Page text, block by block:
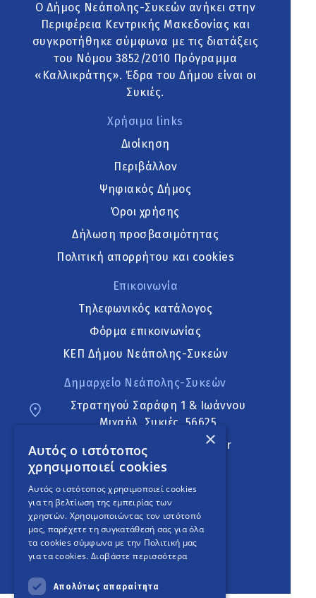
Ο Δήμος Νεάπολης-Συκεών ανήκει στην
Περιφέρεια Κεντρικής Μακεδονίας και
συγκροτήθηκε σύμφωνα με τις διατάξεις
του Νόμου 3852/2010 Πρόγραμμα
«Καλλικράτης». Έδρα του Δήμου είναι οι
Συκιές.
Χρήσιμα links
Διοίκηση
Περιβάλλον
Ψηφιακός Δήμος
Όροι χρήσης
Δήλωση προσβασιμότητας
Πολιτική απορρήτου και cookies
Επικοινωνία
Τηλεφωνικός κατάλογος
Φόρμα επικοινωνίας
ΚΕΠ Δήμου Νεάπολης-Συκεών
Δημαρχείο Νεάπολης-Συκεών
Στρατηγού Σαράφη 1 & Ιωάννου
Μιχαήλ, Συκιές, 56625
neapoli.sykies@ddt.gov.gr
Ακολουθήστε
English Version
An project
×
Αυτός ο ιστότοπος
χρησιμοποιεί cookies
Αυτός ο ιστότοπος χρησιμοποιεί cookies
για τη βελτίωση της εμπειρίας των
χρηστών. Χρησιμοποιώντας τον ιστότοπό
μας, παρέχετε τη συγκατάθεσή σας για όλα
τα cookies σύμφωνα με την Πολιτική μας
για τα cookies. Διαβάστε περισσότερα
Απολύτως απαραίτητα